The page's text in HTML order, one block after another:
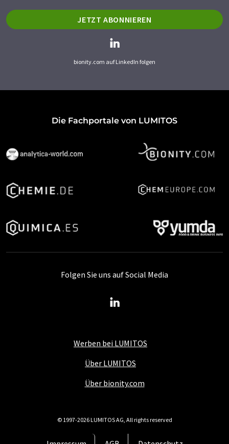
JETZT ABONNIEREN
bionity.com auf LinkedIn folgen
Die Fachportale von LUMITOS
Werben bei LUMITOS
Über LUMITOS
Über bionity.com
Folgen Sie uns auf Social Media
© 1997-2026 LUMITOS AG, All rights reserved